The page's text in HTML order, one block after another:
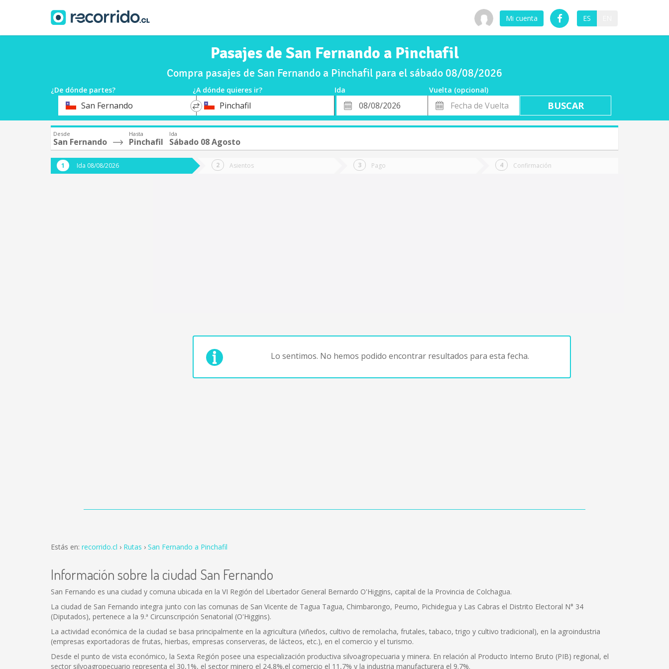
Mi cuenta ES
Pasajes de San Fernando a Pinchafil
Compra pasajes de San Fernando a Pinchafil para el sábado 08/08/2026
¿De dónde partes? ¿A dónde quieres ir? Ida
Vuelta (opcional)
OrigenSan Fernando
*
DestinoPinchafil
Fecha
de
Fecha
de
Vuelta
Desde
San Fernando
Hasta
Pinchafil
Ida
Sábado 08 Agosto
Ida 08/08/2026 Asientos Pago Confirmación
Lo sentimos. No hemos podido encontrar resultados para esta fecha.
Estás en: recorrido.cl Rutas San Fernando a Pinchafil
Información sobre la ciudad San Fernando
San Fernando es una ciudad y comuna ubicada en la VI Región del Libertador General Bernardo O'Higgins, capital de la Provincia de Colchagua.
La ciudad de San Fernando integra junto con las comunas de San Vicente de Tagua Tagua, Chimbarongo, Peumo, Pichidegua y Las Cabras el Distrito Electoral N° 34
(Diputados), pertenece a la 9.ª Circunscripción Senatorial (O'Higgins).
La actividad económica de la ciudad se basa principalmente en la agricultura (viñedos, cultivo de remolacha, frutales, tabaco, trigo y cultivo tradicional), en la agroindustria
(empresas exportadoras de frutas, hierbas, empresas conserveras, de lácteos, etc.), en el comercio y el turismo.
Desde el punto de vista económico, la Sexta Región posee una especialización productiva silvoagropecuaria y minera. En relación al Producto Interno Bruto (PIB) regional, el
sector silvoagropecuario representa el 30,1%, el sector minero el 24,8%,el comercio el 11,7% y la industria manufacturera el 9.7%.